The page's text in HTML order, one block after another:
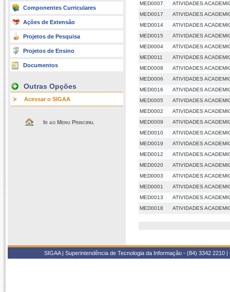
Componentes Curriculares
Ações de Extensão
Projetos de Pesquisa
Projetos de Ensino
Documentos
Outras Opções
Acessar o SIGAA
Ir ao Menu Principal
MED0007
ATIVIDADES
MED0017
ATIVIDADES
MED0014
ATIVIDADES
MED0015
ATIVIDADES
MED0004
ATIVIDADES
MED0011
ATIVIDADES
MED0008
ATIVIDADES
MED0006
ATIVIDADES
MED0016
ATIVIDADES
MED0005
ATIVIDADES
MED0002
ATIVIDADES
MED0009
ATIVIDADES
MED0010
ATIVIDADES
MED0019
ATIVIDADES
MED0012
ATIVIDADES
MED0020
ATIVIDADES
MED0003
ATIVIDADES
MED0001
ATIVIDADES
MED0013
ATIVIDADES
MED0018
ATIVIDADES
SIGAA | Superintendência de Tecnologia da Informação - (84) 3342